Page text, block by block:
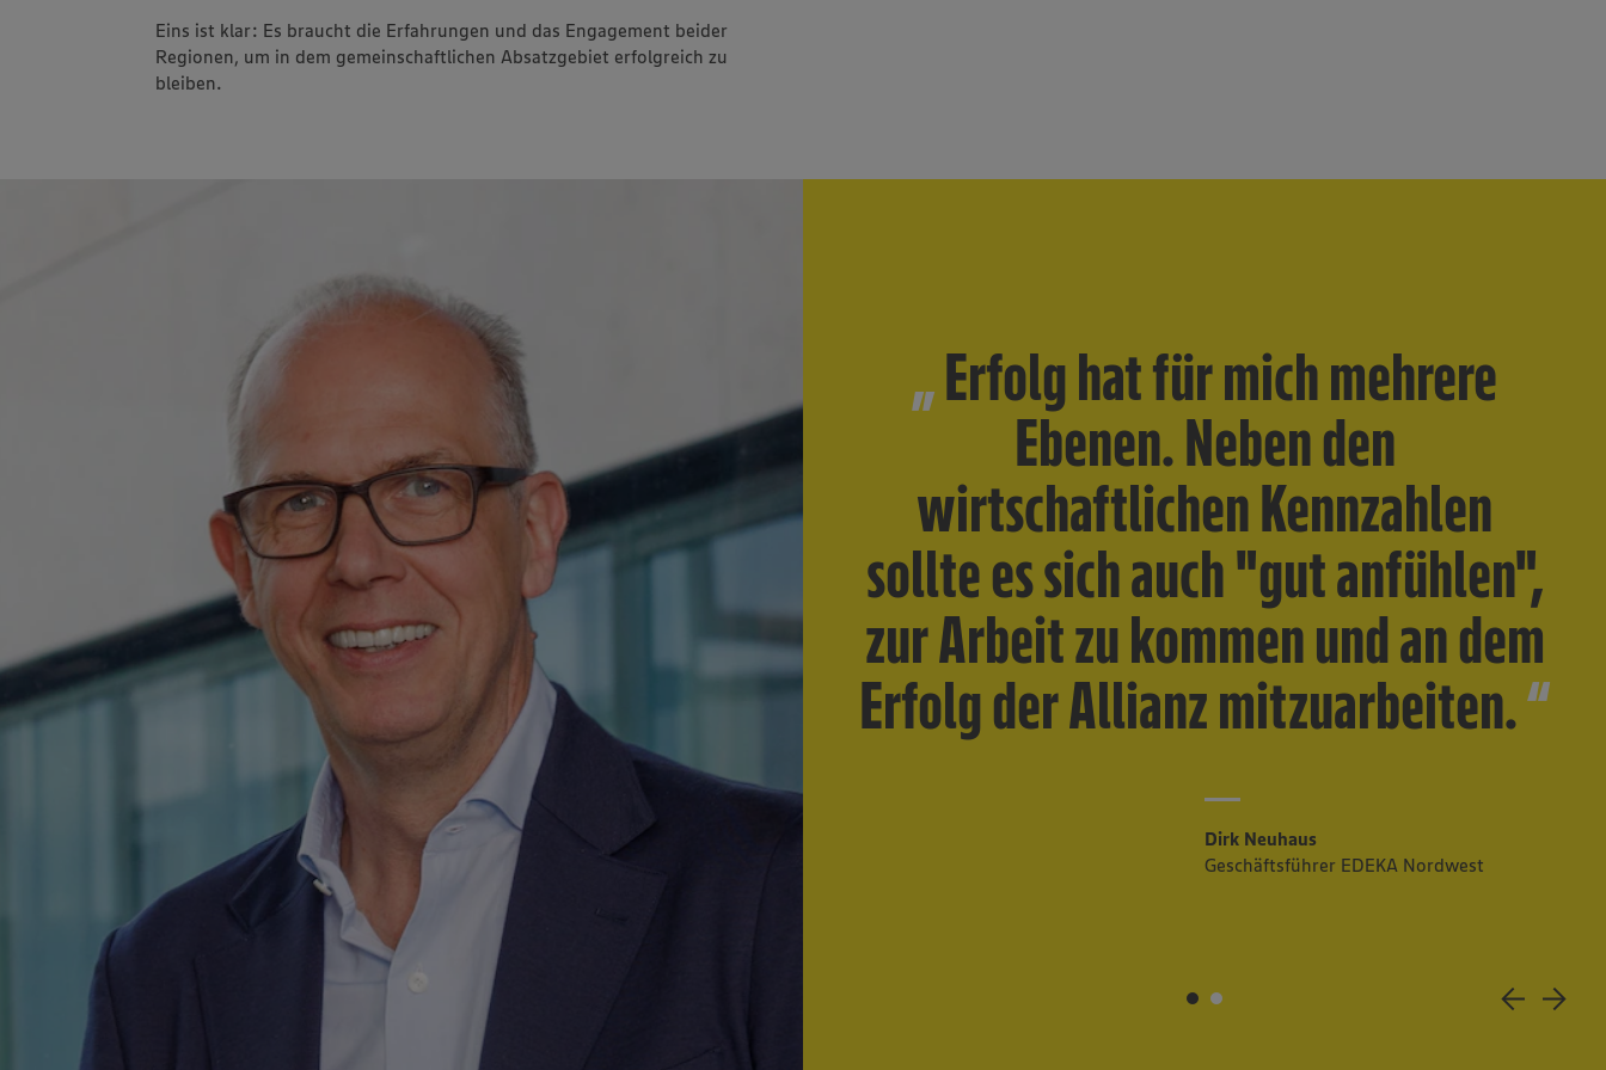
Eins ist klar: Es braucht die Erfahrungen und das Engagement beider
Regionen, um in dem gemeinschaftlichen Absatzgebiet erfolgreich zu
bleiben.
Erfolg hat für mich mehrere
Ebenen. Neben den
wirtschaftlichen Kennzahlen
sollte es sich auch "gut anfühlen",
zur Arbeit zu kommen und an dem
Erfolg der Allianz mitzuarbeiten.
Dirk Neuhaus
Geschäftsführer EDEKA Nordwest